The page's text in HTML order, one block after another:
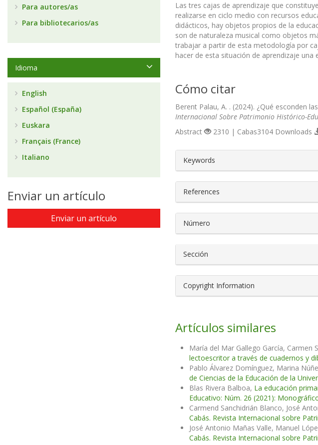
Las tres cajas de aprendizaje que
realizarse en ciclo medio con recursos
didácticos, hay objetos propios de la
son de naturaleza musical como objetos
trabajar a partir de esta metodología por
hacer de esta situación de aprendizaje una
Cómo citar
Berent Palau, A. . (2024). ¿Qué esconden
Internacional Sobre Patrimonio Histórico-
Abstract 2310 | Cabas3104 Downloads
Keywords
References
Número
Sección
Copyright Information
Artículos similares
María del Mar Gallego García, Carmen
lectoescritor a través de cuadernos y
Pablo Álvarez Domínguez, Marina
de Ciencias de la Educación de la
Blas Rivera Balboa, La educación
Educativo: Núm. 26 (2021):
Carmend Sanchidrián Blanco, José
Cabás. Revista Internacional sobre
José Antonio Mañas Valle, Manuel
Cabás. Revista Internacional sobre
Para autores/as
Para bibliotecarios/as
Idioma
English
Español (España)
Euskara
Français (France)
Italiano
Enviar un artículo
Enviar un artículo